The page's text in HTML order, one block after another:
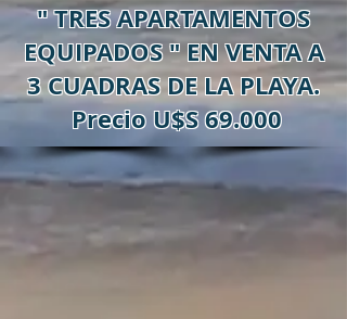
" TRES APARTAMENTOS
EQUIPADOS " EN VENTA A
3 CUADRAS DE LA PLAYA.
Precio U$S 69.000